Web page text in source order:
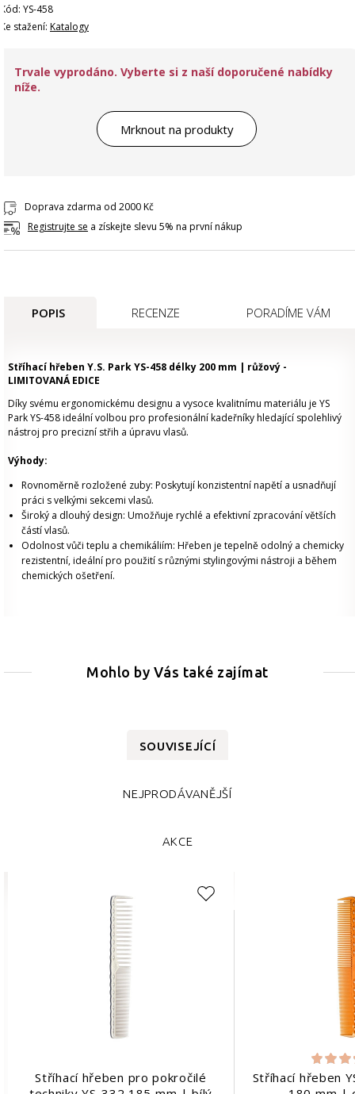
Kód: YS-458
Ke stažení: Katalogy
Trvale vyprodáno. Vyberte si z naší doporučené nabídky
níže.
Mrknout na produkty
Doprava zdarma od 2000 Kč
Registrujte se a získejte slevu 5% na první nákup
POPIS RECENZE PORADÍME VÁM
Stříhací hřeben Y.S. Park YS-458 délky 200 mm | růžový -
LIMITOVANÁ EDICE
Díky svému ergonomickému designu a vysoce kvalitnímu materiálu je YS
Park YS-458ideální volbou pro profesionální kadeřníky hledající spolehlivý
nástroj pro precizní střih a úpravu vlasů.
Výhody:
Rovnoměrně rozložené zuby: Poskytují konzistentní napětí a usnadňují
práci s velkými sekcemi vlasů.
Široký a dlouhý design: Umožňuje rychlé a efektivní zpracování větších
částí vlasů.
Odolnost vůči teplu a chemikáliím: Hřeben je tepelně odolný a chemicky
rezistentní, ideální pro použití s různými stylingovými nástroji a během
chemických ošetření.
Mohlo by Vás také zajímat
SOUVISEJÍCÍ
NEJPRODÁVANĚJŠÍ
AKCE
Stříhací hřeben pro pokročilé
Stříhací hřeben